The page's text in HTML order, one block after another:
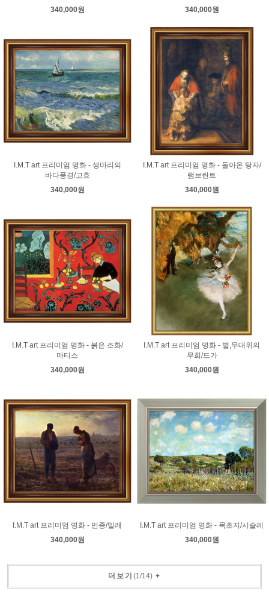
340,000원
340,000원
I.M.T art 프리미엄 명화 - 생마리의
바다풍경/고흐
340,000원
I.M.T art 프리미엄 명화 - 돌아온 탕자/
램브란트
340,000원
I.M.T art 프리미엄 명화 - 붉은 조화/
마티스
340,000원
I.M.T art 프리미엄 명화 - 별,무대위의
무희/드가
340,000원
I.M.T art 프리미엄 명화 - 만종/밀레
340,000원
I.M.T art 프리미엄 명화 - 목초지/시슬레
340,000원
더보기 (1/14) +